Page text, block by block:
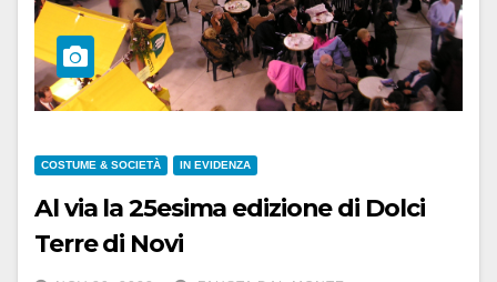
COSTUME & SOCIETÀ IN EVIDENZA
Al via la 25esima edizione di Dolci
Terre di Novi